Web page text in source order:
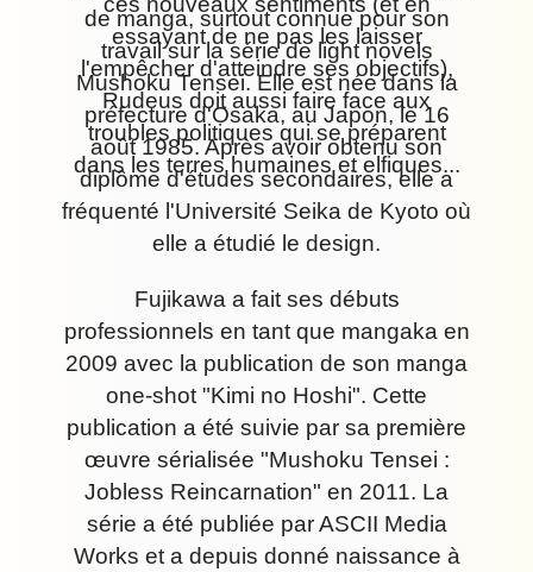
essayant de ne pas les laisser
l'empêcher d'atteindre ses objectifs),
Rudeus doit aussi faire face aux
troubles politiques qui se préparent
dans les terres humaines et elfiques...
de manga, surtout connue pour son
travail sur la série de light novels
Mushoku Tensei. Elle est née dans la
préfecture d'Osaka, au Japon, le 16
août 1985. Après avoir obtenu son
diplôme d'études secondaires, elle a
fréquenté l'Université Seika de Kyoto où
elle a étudié le design.
Fujikawa a fait ses débuts
professionnels en tant que mangaka en
2009 avec la publication de son manga
one-shot "Kimi no Hoshi". Cette
publication a été suivie par sa première
œuvre sérialisée "Mushoku Tensei :
Jobless Reincarnation" en 2011. La
série a été publiée par ASCII Media
Works et a depuis donné naissance à